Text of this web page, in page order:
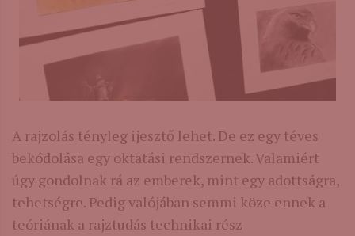
A rajzolás tényleg ijesztő lehet. De ez egy téves
bekódolása egy oktatási rendszernek. Valamiért
úgy gondolnak rá az emberek, mint egy adottságra,
tehetségre. Pedig valójában semmi köze ennek a
teóriának a rajztudás technikai rész